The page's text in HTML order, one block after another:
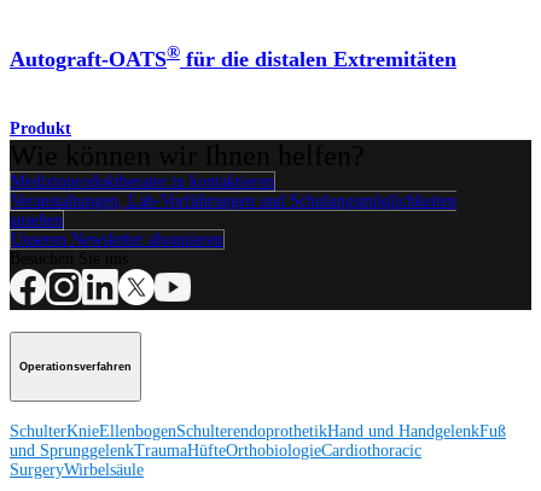
Autograft-OATS® für die distalen Extremitäten
Produkt
Medizinproduktberater:in kontaktieren
Veranstaltungen, Lab-Vorführungen und Schulungsmöglichkeiten
ansehen
Unseren Newsletter abonnieren
Operationsverfahren
SchulterKnieEllenbogenSchulterendoprothetikHand und HandgelenkFuß
und SprunggelenkTraumaHüfteOrthobiologieCardiothoracic
SurgeryWirbelsäule